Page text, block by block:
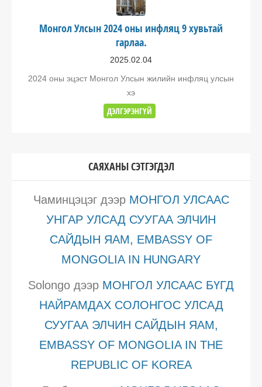
Монгол Улсын 2024 оны инфляц 9 хувьтай
гарлаа.
2025.02.04
2024 оны эцэст Монгол Улсын жилийн инфляц улсын
хэ
ДЭЛГЭРЭНГҮЙ
САЯХАНЫ СЭТГЭГДЭЛ
Чаминцэцэгдээр МОНГОЛ УЛСААС
УНГАР УЛСАД СУУГАА ЭЛЧИН
САЙДЫН ЯАМ, EMBASSY OF
MONGOLIA IN HUNGARY
Solongo дээр МОНГОЛ УЛСААС БҮГД
НАЙРАМДАХ СОЛОНГОС УЛСАД
СУУГАА ЭЛЧИН САЙДЫН ЯАМ,
EMBASSY OF MONGOLIA IN THE
REPUBLIC OF KOREA